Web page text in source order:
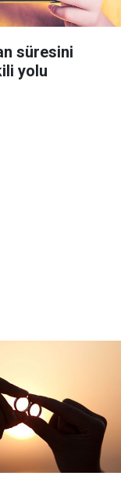
süresini
yolu